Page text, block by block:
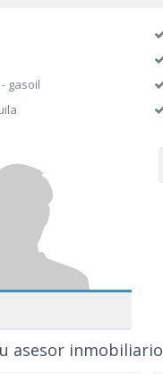
gasoil
asesor inmobiliario